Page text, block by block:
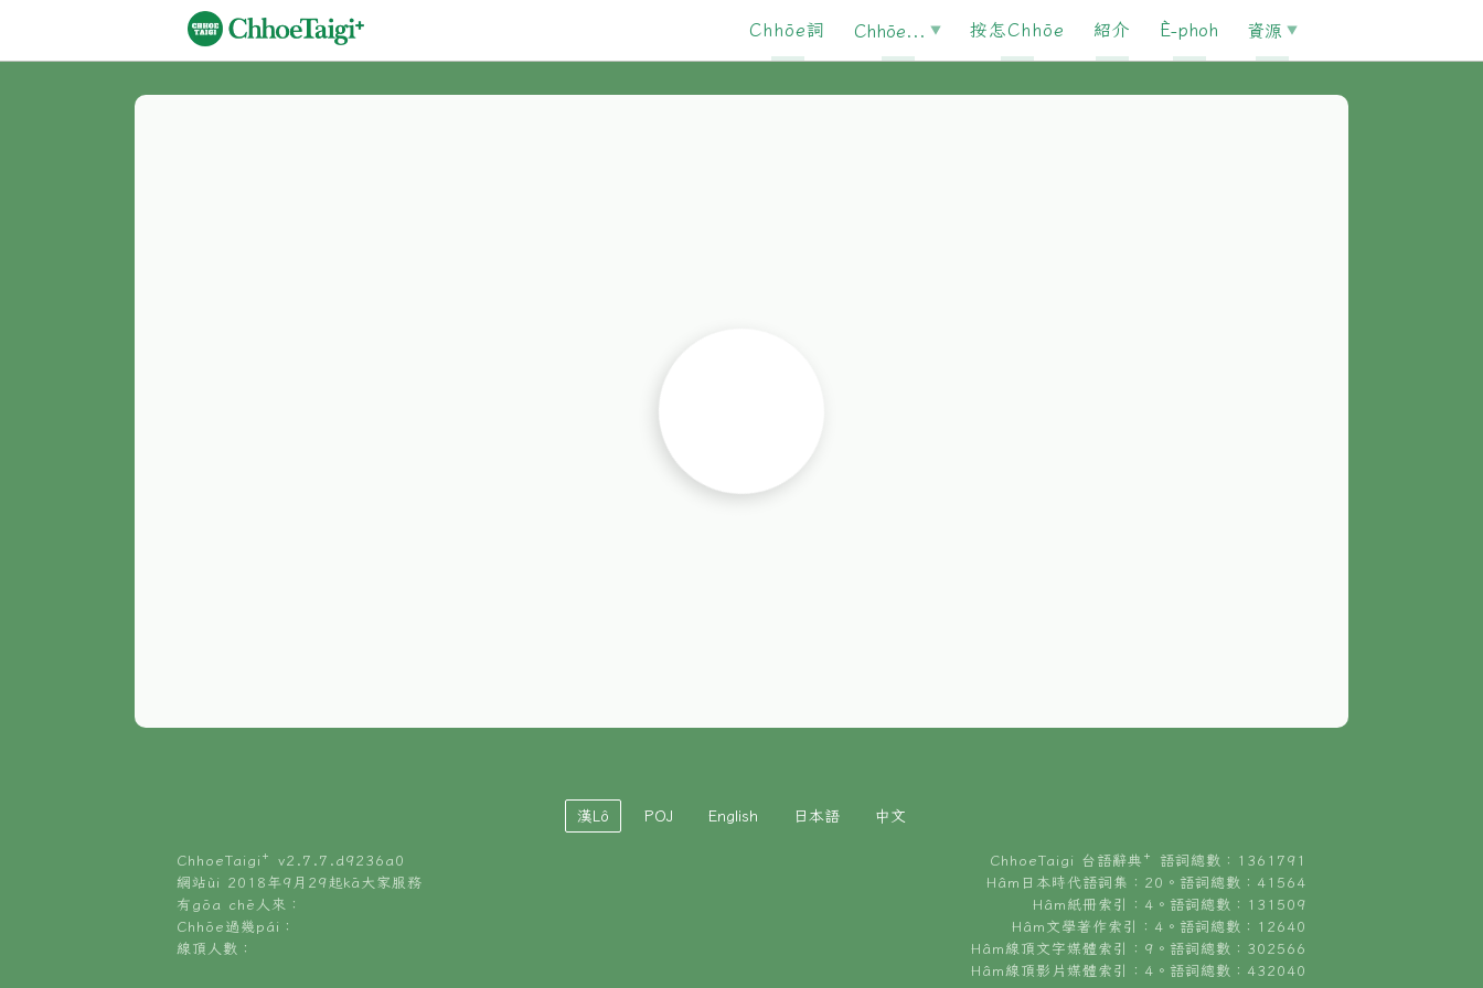
Chhōe詞 Chhōe... 按怎Chhōe 紹介 È-phoh 資源
漢Lô POJ English 日本語 中文
ChhoeTaigi⁺ v2.7.7.d9236a0
網站ùi 2018年9月29起kā大家服務
有gōa chē人來：
Chhōe過幾pái：
線頂人數：
ChhoeTaigi 台語辭典⁺ 語詞總數：1361791
Hâm日本時代語詞集：20。語詞總數：41564
Hâm紙冊索引：4。語詞總數：131509
Hâm文學著作索引：4。語詞總數：12640
Hâm線頂文字媒體索引：9。語詞總數：302566
Hâm線頂影片媒體索引：4。語詞總數：432040